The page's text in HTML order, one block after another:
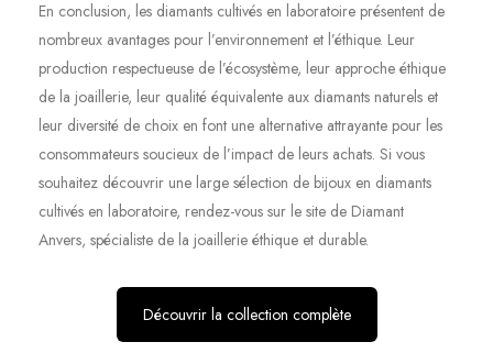
En conclusion, les diamants cultivés en laboratoire présentent de
nombreux avantages pour l’environnement et l’éthique. Leur
production respectueuse de l’écosystème, leur approche éthique
de la joaillerie, leur qualité équivalente aux diamants naturels et
leur diversité de choix en font une alternative attrayante pour les
consommateurs soucieux de l’impact de leurs achats. Si vous
souhaitez découvrir une large sélection de bijoux en diamants
cultivés en laboratoire, rendez-vous sur le site de Diamant
Anvers, spécialiste de la joaillerie éthique et durable.
Découvrir la collection complète